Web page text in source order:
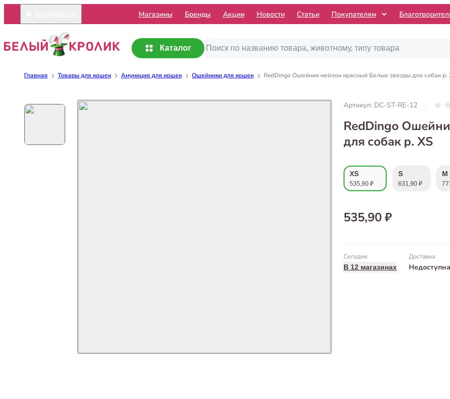
Mагазины Бренды Акции Новости Статьи Покупателям
Каталог
Главная Товары для кошек Амуниция для кошек Ошейники для кошек RedDingo Ошейник нейлон красный Белые звезды для собак р.
Артикул: DC-ST-RE-12
RedDingo
для собак р. XS
XS
535,90 ₽
S
631,90 ₽
M
535,90 ₽
Сегодня
В 12 магазинах
Доставка
Недоступна